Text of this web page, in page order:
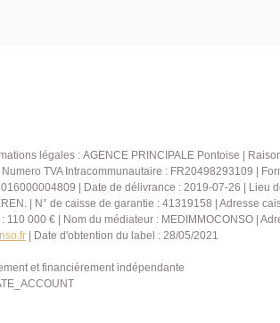
légales : AGENCE PRINCIPALE Pontoise |
Numero TVA Intracommunautaire : FR20498293109 |
| Date de délivrance : 2019-07-26 | Lieu
| N° de caisse de garantie : 41319158 | Adresse
110 000 € | Nom du médiateur : MEDIMMOCONSO |
| Date d'obtention du label : 28/05/2021
et financièrement indépendante